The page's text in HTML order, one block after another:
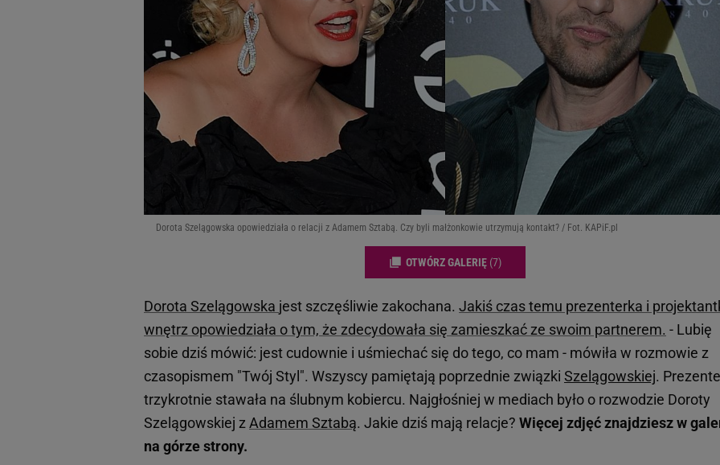
Dorota Szelągowska opowiedziała o relacji z Adamem Sztabą. Czy byli małżonkowie utrzymują kontakt? / Fot. KAPiF.pl
OTWÓRZ GALERIĘ (7)
Dorota Szelągowska jest szczęśliwie zakochana. Jakiś czas temu prezenterka i
wnętrz opowiedziała o tym, że zdecydowała się zamieszkać ze swoim partnerem. - Lubię
sobie dziś mówić: jest cudownie i uśmiechać się do tego, co mam - mówiła w rozmowie z
czasopismem "Twój Styl". Wszyscy pamiętają poprzednie związki Szelągowskiej.
trzykrotnie stawała na ślubnym kobiercu. Najgłośniej w mediach było o rozwodzie Doroty
Szelągowskiej zAdamem Sztabą. Jakie dziś mają relacje? Więcej zdjęć znajdziesz w
na górze strony.